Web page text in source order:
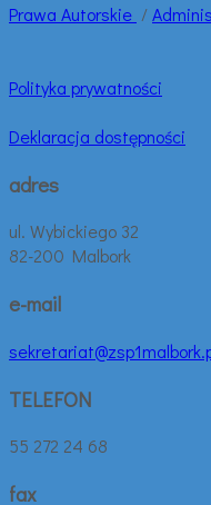
Prawa Autorskie /
Polityka prywatności
Deklaracja dostępności
adres
ul. Wybickiego 32
82-200 Malbork
e-mail
TELEFON
55 272 24 68
fax